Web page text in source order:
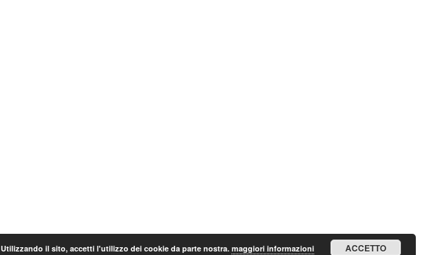
Utilizzando il sito, accetti l'utilizzo dei cookie da parte nostra. maggiori informazioni ACCETTO